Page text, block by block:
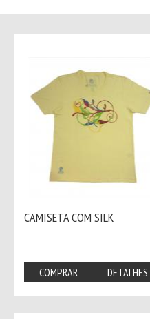
CAMISETA COM SILK
COMPRAR DETALHES